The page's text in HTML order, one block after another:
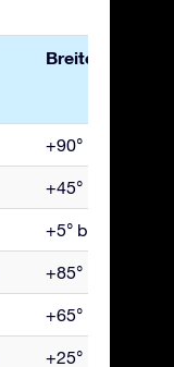
Breitengrade
+90° bis -40°
+45° bis -90°
+5° bis -90°
+85° bis -75°
+65° bis -90°
+25° bis -90°